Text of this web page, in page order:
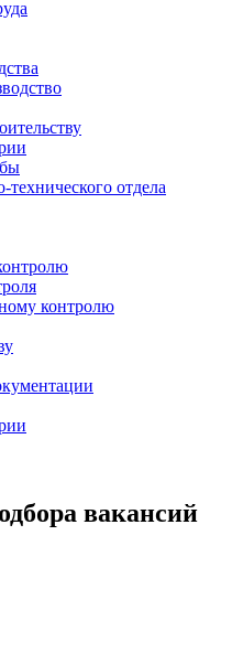
технического отдела
контролю
вакансий